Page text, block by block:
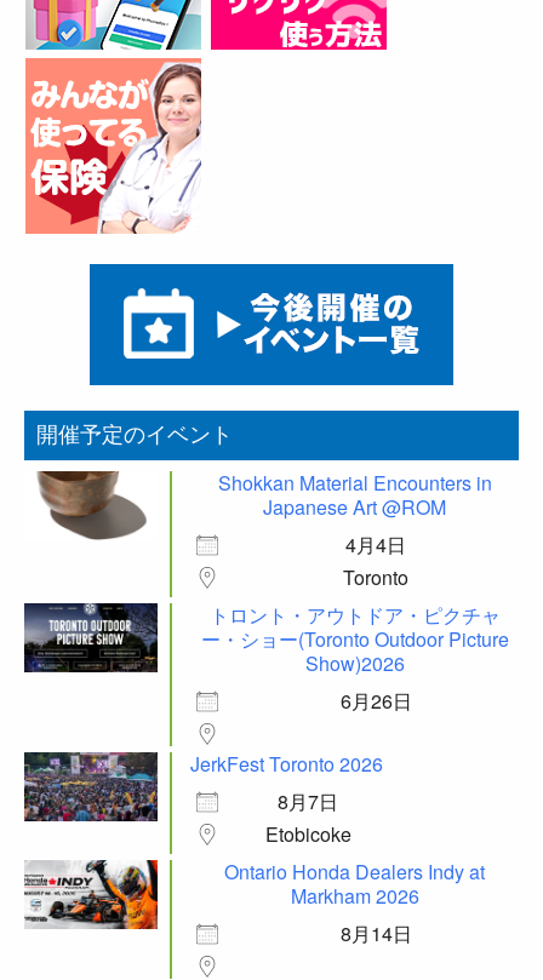
開催予定のイベント
Shokkan Material Encounters in
Japanese Art @ROM
4月4日
Toronto
トロント・アウトドア・ピクチャ
ー・ショー(Toronto Outdoor Picture
Show)2026
6月26日
JerkFest Toronto 2026
8月7日
Etobicoke
Ontario Honda Dealers Indy at
Markham 2026
8月14日